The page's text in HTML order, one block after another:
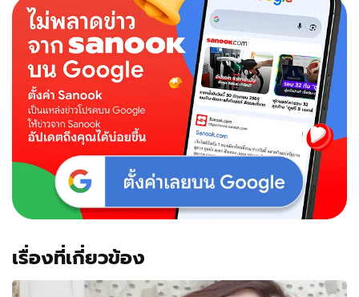
วาเลนไทน์
หวาน
ก่อน
ใคร
ดอกไม้-
การ์ด
แมน
มาก
เรื่องที่เกี่ยวข้อง